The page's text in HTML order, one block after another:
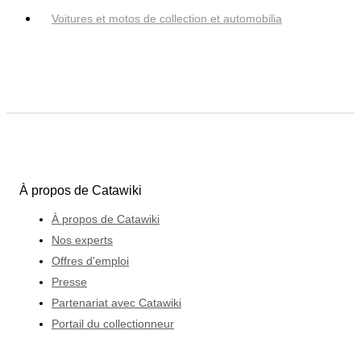
Voitures et motos de collection et automobilia
À propos de Catawiki
À propos de Catawiki
Nos experts
Offres d'emploi
Presse
Partenariat avec Catawiki
Portail du collectionneur